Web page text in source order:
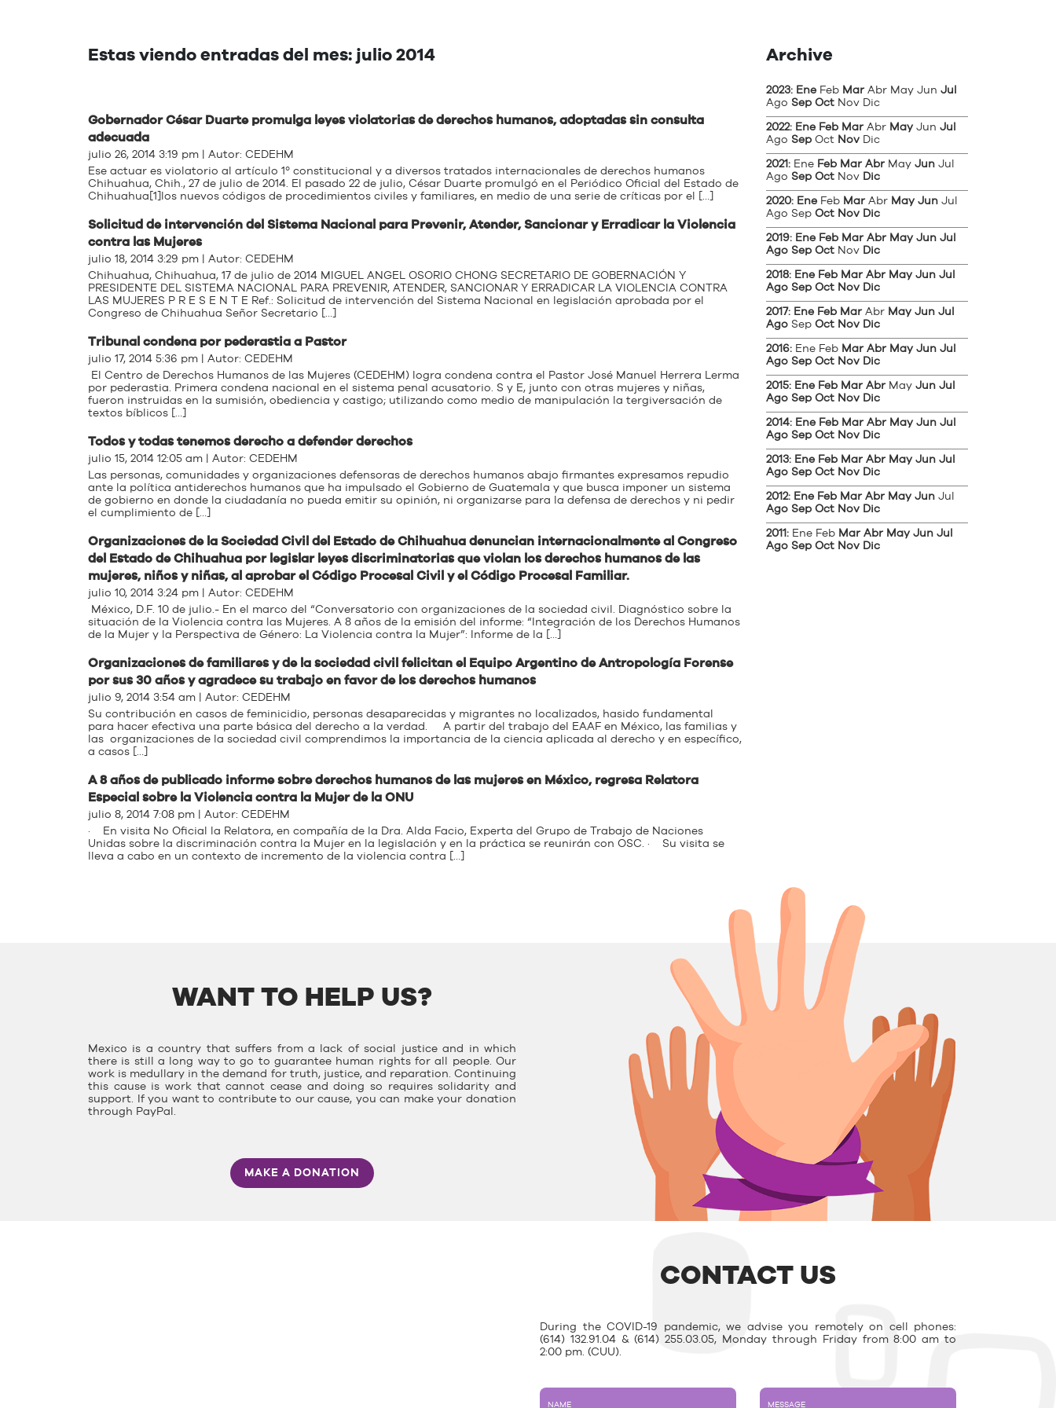
Estas viendo entradas del mes: julio 2014
Gobernador César Duarte promulga leyes violatorias de derechos humanos, adoptadas sin consulta
adecuada
julio 26, 2014 3:19 pm | Autor: CEDEHM
Ese actuar es violatorio al artículo 1º constitucional y a diversos tratados internacionales de derechos humanos
Chihuahua, Chih., 27 de julio de 2014. El pasado 22 de julio, César Duarte promulgó en el Periódico Oficial del Estado de
Chihuahua[1]los nuevos códigos de procedimientos civiles y familiares, en medio de una serie de críticas por el […]
Solicitud de intervención del Sistema Nacional para Prevenir, Atender, Sancionar y Erradicar la Violencia
julio 18, 2014 3:29 pm | Autor: CEDEHM
Chihuahua, Chihuahua, 17 de julio de 2014 MIGUEL ANGEL OSORIO CHONG SECRETARIO DE GOBERNACIÓN Y
PRESIDENTE DEL SISTEMA NACIONAL PARA PREVENIR, ATENDER, SANCIONAR Y ERRADICAR LA VIOLENCIA CONTRA
LAS MUJERES P R E S E N T E Ref.: Solicitud de intervención del Sistema Nacional en legislación aprobada por el
Congreso de Chihuahua Señor Secretario […]
Tribunal condena por pederastia a Pastor
julio 17, 2014 5:36 pm | Autor: CEDEHM
El Centro de Derechos Humanos de las Mujeres (CEDEHM) logra condena contra el Pastor José Manuel Herrera Lerma
por pederastia. Primera condena nacional en el sistema penal acusatorio. S y E, junto con otras mujeres y niñas,
fueron instruidas en la sumisión, obediencia y castigo; utilizando como medio de manipulación la tergiversación de
textos bíblicos […]
Todos y todas tenemos derecho a defender derechos
julio 15, 2014 12:05 am | Autor: CEDEHM
Las personas, comunidades y organizaciones defensoras de derechos humanos abajo firmantes expresamos repudio
ante la política antiderechos humanos que ha impulsado el Gobierno de Guatemala y que busca imponer un sistema
de gobierno en donde la ciudadanía no pueda emitir su opinión, ni organizarse para la defensa de derechos y ni pedir
el cumplimiento de […]
Organizaciones de la Sociedad Civil del Estado de Chihuahua denuncian internacionalmente al Congreso
del Estado de Chihuahua por legislar leyes discriminatorias que violan los derechos humanos de las
mujeres, niños y niñas, al aprobar el Código Procesal Civil y el Código Procesal Familiar.
julio 10, 2014 3:24 pm | Autor: CEDEHM
México, D.F. 10 de julio.- En el marco del “Conversatorio con organizaciones de la sociedad civil. Diagnóstico sobre la
situación de la Violencia contra las Mujeres. A 8 años de la emisión del informe: “Integración de los Derechos Humanos
de la Mujer y la Perspectiva de Género: La Violencia contra la Mujer”: Informe de la […]
Organizaciones de familiares y de la sociedad civil felicitan el Equipo Argentino de Antropología Forense
por sus 30 años y agradece su trabajo en favor de los derechos humanos
julio 9, 2014 3:54 am | Autor: CEDEHM
Su contribución en casos de feminicidio, personas desaparecidas y migrantes no localizados, hasido fundamental
para hacer efectiva una parte básica del derecho a la verdad. A partir del trabajo del EAAF en México, las familias y
las organizaciones de la sociedad civil comprendimos la importancia de la ciencia aplicada al derecho y en específico,
a casos […]
A 8 años de publicado informe sobre derechos humanos de las mujeres en México, regresa Relatora
Especial sobre la Violencia contra la Mujer de la ONU
julio 8, 2014 7:08 pm | Autor: CEDEHM
· En visita No Oficial la Relatora, en compañía de la Dra. Alda Facio, Experta del Grupo de Trabajo de Naciones
Unidas sobre la discriminación contra la Mujer en la legislación y en la práctica se reunirán con OSC. · Su visita se
lleva a cabo en un contexto de incremento de la violencia contra […]
Archive
2023: Ene Feb Mar Abr May Jun Jul
Ago Sep Oct Nov Dic
2022: Ene Feb Mar Abr May Jun Jul
Ago Sep Oct Nov Dic
2021: Ene Feb Mar Abr May Jun Jul
Ago Sep Oct Nov Dic
2020: Ene Feb Mar Abr May Jun Jul
Ago Sep Oct Nov Dic
2019: Ene Feb Mar Abr May Jun Jul
Ago Sep Oct Nov Dic
2018: Ene Feb Mar Abr May Jun Jul
Ago Sep Oct Nov Dic
2017: Ene Feb Mar Abr May Jun Jul
Ago Sep Oct Nov Dic
2016: Ene Feb Mar Abr May Jun Jul
Ago Sep Oct Nov Dic
2015: Ene Feb Mar Abr May Jun Jul
Ago Sep Oct Nov Dic
2014: Ene Feb Mar Abr May Jun Jul
Ago Sep Oct Nov Dic
2013: Ene Feb Mar Abr May Jun Jul
Ago Sep Oct Nov Dic
2012: Ene Feb Mar Abr May Jun Jul
Ago Sep Oct Nov Dic
2011: Ene Feb Mar Abr May Jun Jul
Ago Sep Oct Nov Dic
WANT TO HELP US?
Mexico is a country that suffers from a lack of social justice and in which
there is still a long way to go to guarantee human rights for all people. Our
work is medullary in the demand for truth, justice, and reparation. Continuing
this cause is work that cannot cease and doing so requires solidarity and
support. If you want to contribute to our cause, you can make your donation
through PayPal.
MAKE A DONATION
CONTACT US
During the COVID-19 pandemic, we advise you remotely on cell phones:
(614) 132.91.04 & (614) 255.03.05, Monday through Friday from 8:00 am to
2:00 pm. (CUU).